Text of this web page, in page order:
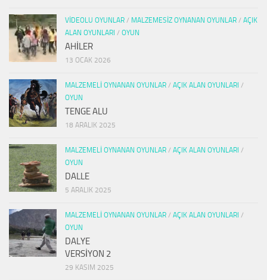
VIDEOLU OYUNLAR / MALZEMESIZ OYNANAN OYUNLAR / AÇIK
ALAN OYUNLARI / OYUN
AHİLER
13 OCAK 2026
MALZEMELI OYNANAN OYUNLAR / AÇIK ALAN OYUNLARI /
OYUN
TENGE ALU
18 ARALIK 2025
MALZEMELI OYNANAN OYUNLAR / AÇIK ALAN OYUNLARI /
OYUN
DALLE
5 ARALIK 2025
MALZEMELI OYNANAN OYUNLAR / AÇIK ALAN OYUNLARI /
OYUN
DALYE
VERSİYON 2
29 KASIM 2025